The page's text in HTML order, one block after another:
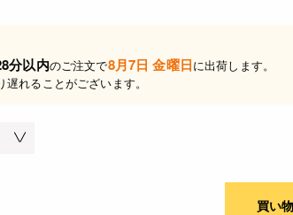
分以内のご注文で8月7日 金曜日に出荷します。
れることがございます。
買い